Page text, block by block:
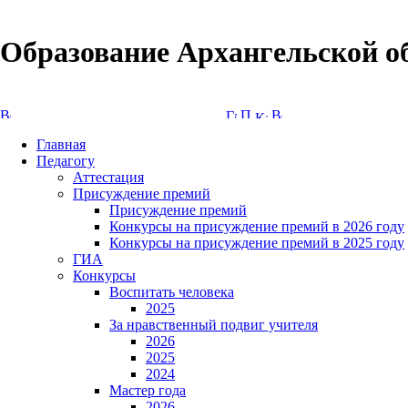
Образование Архангельской
Главная
Педагогу
Аттестация
Присуждение премий
Присуждение премий
Конкурсы на присуждение премий в 2026 году
Конкурсы на присуждение премий в 2025 году
ГИА
Конкурсы
Воспитать человека
2025
За нравственный подвиг учителя
2026
2025
2024
Мастер года